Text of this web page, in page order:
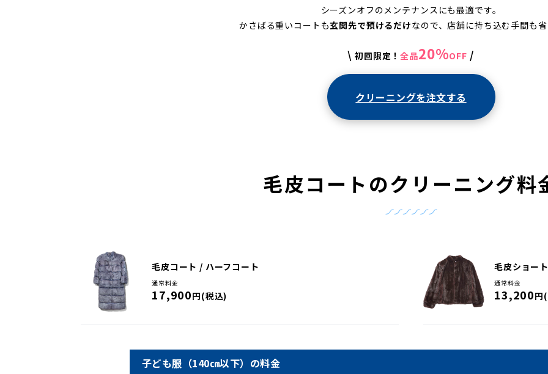
シーズンオフのメンテナンスにも最適です。
かさばる重いコートも玄関先で預けるだけなので、店舗に持ち込む手間も
\ 初回限定！全品20%OFF /
クリーニングを注文する
毛皮コートのクリーニング料
毛皮コート / ハーフコート
通常料金
17,900円(税込)
毛皮ショー
通常料金
13,200円
子ども服（140㎝以下）の料金